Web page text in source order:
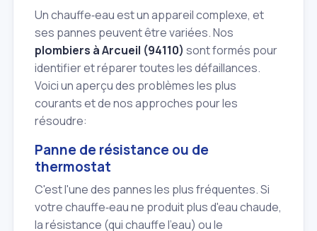
Un chauffe‑eau est un appareil complexe, et
ses pannes peuvent être variées. Nos
plombiers à Arcueil (94110) sont formés pour
identifier et réparer toutes les défaillances.
Voici un aperçu des problèmes les plus
courants et de nos approches pour les
résoudre:
Panne de résistance ou de
thermostat
C'est l'une des pannes les plus fréquentes. Si
votre chauffe‑eau ne produit plus d'eau chaude,
la résistance (qui chauffe l'eau) ou le